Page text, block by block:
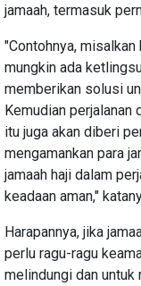
jamaah, termasuk
"Contohnya,
mungkin ada
memberikan solusi
Kemudian perjalanan
itu juga akan diberi
mengamankan para
jamaah haji dalam
keadaan aman,"
Harapannya, jika
perlu ragu-ragu
melindungi dan untuk